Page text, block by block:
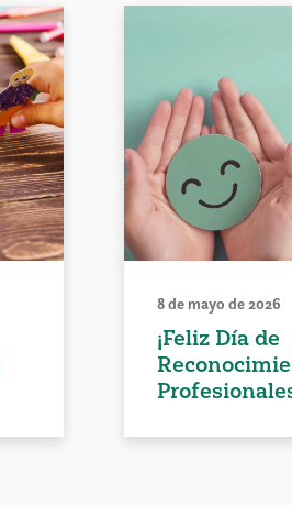
8 de mayo de 2026
¡Feliz Día de